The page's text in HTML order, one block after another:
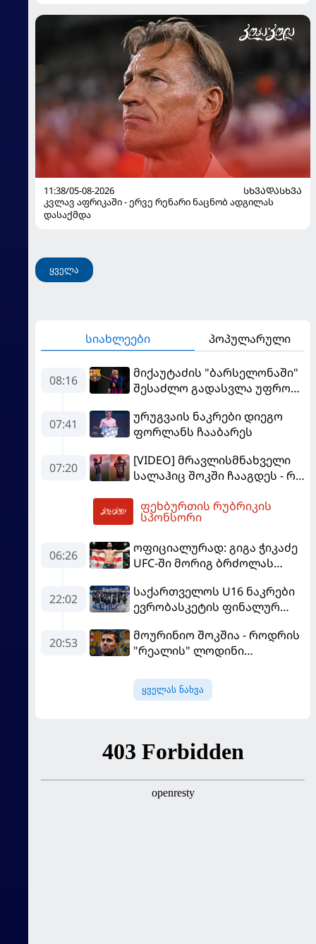
11:38/05-08-2026
ᲡᲮᲕᲐᲓᲐᲡᲮᲕᲐ
კვლავ აფრიკაში - ერვე რენარი ნაცნობ ადგილას
დასაქმდა
ყველა
სიახლეები პოპულარული
08:16
მიქაუტაძის "ბარსელონაში"
შესაძლო გადასვლა უფრო
ესაუბრა ქართველი
კატალონიელთა მთავარ
07:41
ურუგვაის ნაკრები დიეგო
ფორლანს ჩააბარეს
07:20
[VIDEO] მრავლისმნახველი
სალაჰიც შოკში ჩააგდეს - რა
ეგვიპტელი ფეხბურთელის
წარდგენისას
ფეხბურთის რუბრიკის
სპონსორი
06:26
ოფიციალურად: გიგა ჭიკაძე
UFC-ში მორიგ ბრძოლას
22:02
საქართველოს U16 ნაკრები
ევრობასკეტის ფინალურ
ასპარეზობას იწყებს
20:53
მოურინიო შოკშია - როდრის
"რეალის" ლოდინი
"ბარსელონაში" გადადის
ყველას ნახვა